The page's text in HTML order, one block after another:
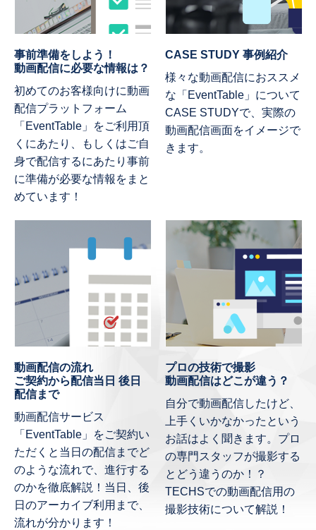
事前準備をしよう！
動画配信に必要な情報は？
初めてのお客様向けに動画
配信プラットフォーム
「EventTable」をご利用頂
くにあたり、もしくはご自
身で配信するにあたり事前
に準備が必要な情報をまと
めています！
CASE STUDY 事例紹介
様々な動画配信におススメ
な「EventTable」について
CASE STUDYで、実際の
動画配信画面をイメージで
きます。
動画配信の流れ
ご契約から配信当日 後日
配信まで
動画配信サービス
「EventTable」をご契約い
ただくと当日の配信までど
のような流れで、進行する
のかを徹底解説！当日、後
日のアーカイブ利用まで、
流れが分かります！
プロの技術で撮影
動画配信はどこが違う？
自分で動画配信したけど、
上手くいかなかったという
お話はよく聞きます。プロ
の専門スタッフが撮影する
とどう違うのか！？
TECHSでの動画配信用の
撮影技術について解説！